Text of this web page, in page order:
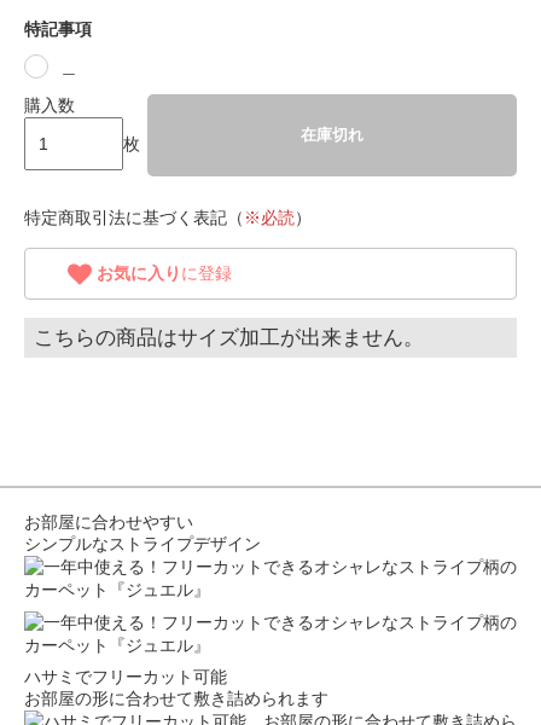
特記事項
購入数
枚
在庫切れ
特定商取引法に基づく表記（ ※必読）
お気に入り に登録
こちらの商品はサイズ加工が出来ません。
お部屋に合わせやすい
シンプルなストライプデザイン
ハサミでフリーカット可能
お部屋の形に合わせて敷き詰められます